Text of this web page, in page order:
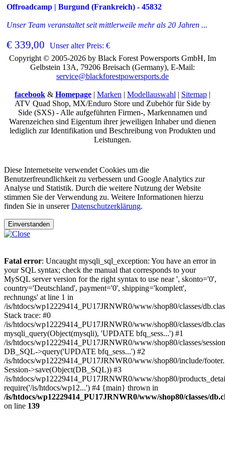
Offroadcamp | Burgund (Frankreich) - 45832
Unser Team veranstaltet seit mittlerweile mehr als 20 Jahren ...
€ 339,00 Unser alter Preis: €
Copyright © 2005-2026 by Black Forest Powersports GmbH, Im
Gelbstein 13A, 79206 Breisach (Germany), E-Mail:
service@blackforestpowersports.de
facebook & Homepage | Marken | Modellauswahl | Sitemap |
ATV Quad Shop, MX/Enduro Store und Zubehör für Side by
Side (SXS) - Alle aufgeführten Firmen-, Markennamen und
Warenzeichen sind Eigentum ihrer jeweiligen Inhaber und dienen
lediglich zur Identifikation und Beschreibung von Produkten und
Leistungen.
Diese Internetseite verwendet Cookies um die
Benutzerfreundlichkeit zu verbessern und Google Analytics zur
Analyse und Statistik. Durch die weitere Nutzung der Website
stimmen Sie der Verwendung zu. Weitere Informationen hierzu
finden Sie in unsererDatenschutzerklärung.
Einverstanden
Fatal error: Uncaught mysqli_sql_exception: You have an error in
your SQL syntax; check the manual that corresponds to your
MySQL server version for the right syntax to use near ', skonto='0',
country='Deutschland', payment='0', shipping='komplett',
rechnungs' at line 1 in
/is/htdocs/wp12229414_PU17JRNWR0/www/shop80/classes/
Stack trace: #0
/is/htdocs/wp12229414_PU17JRNWR0/www/shop80/classes/
mysqli_query(Object(mysqli), 'UPDATE bfq_sess...') #1
/is/htdocs/wp12229414_PU17JRNWR0/www/shop80/classes/
DB_SQL->query('UPDATE bfq_sess...') #2
/is/htdocs/wp12229414_PU17JRNWR0/www/shop80/include/
Session->save(Object(DB_SQL)) #3
/is/htdocs/wp12229414_PU17JRNWR0/www/shop80/
require('/is/htdocs/wp12...') #4 {main} thrown in
/is/htdocs/wp12229414_PU17JRNWR0/www/shop80/classes/
on line 139